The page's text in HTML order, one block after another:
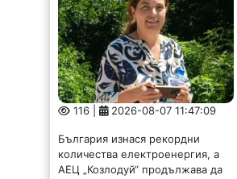
116 | 2026-08-07 11:47:09
България изнася рекордни
количества електроенергия, а
АЕЦ „Козлодуй“ продължава да